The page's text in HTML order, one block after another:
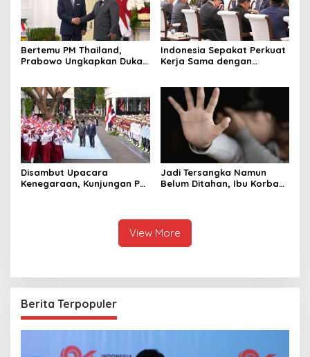
Bertemu PM Thailand,
Prabowo Ungkapkan Duka
Raja Thailand
Indonesia Sepakat Perkuat
Kerja Sama dengan
Disambut Upacara
Kenegaraan, Kunjungan PM
Jadi Tersangka Namun
Belum Ditahan, Ibu Korban
Kasus Rudapksa Sampai
Anaknya Hamil
View More
Berita Terpopuler